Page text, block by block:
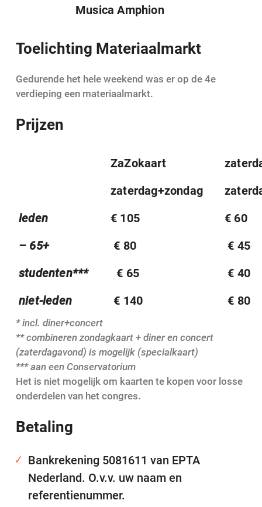
Musica Amphion
Toelichting Materiaalmarkt
Gedurende het hele weekend was er op de 4e
verdieping een materiaalmarkt.
Prijzen
ZaZokaart
zaterdag+zondag
leden
€ 105
€ 60
– 65+
€ 80
€ 45
studenten***
€ 65
€ 40
niet-leden
€ 140 € 80
* incl. diner+concert
** combineren zondagkaart + diner en concert
(zaterdagavond) is mogelijk (specialkaart)
*** aan een Conservatorium
Het is niet mogelijk om kaarten te kopen voor losse
onderdelen van het congres.
Betaling
Bankrekening 5081611 van EPTA
Nederland. O.v.v. uw naam en
referentienummer.